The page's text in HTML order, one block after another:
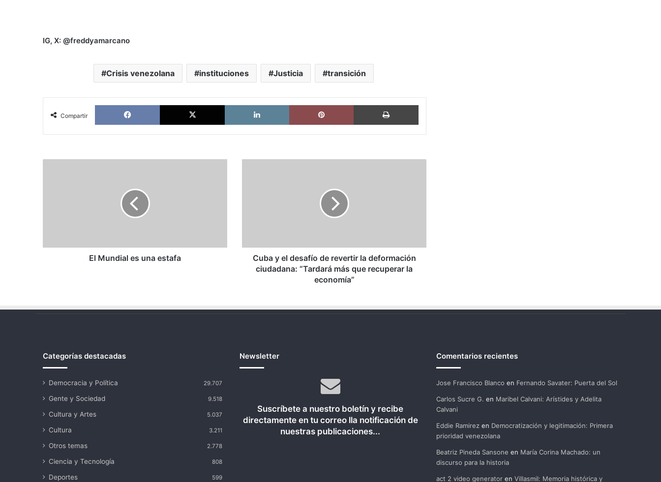
IG, X: @freddyamarcano
Crisis venezolana instituciones Justicia transición
Compartir
Facebook X LinkedIn Pinterest Imprimir
El Mundial es una estafa
ciudadana:
“Tardará
economía”
Cuba y el desafío de revertir la deformación
ciudadana: “Tardará más que recuperar la
economía”
Categorías destacadas
Democracia y Política 29.707
Gente y Sociedad 9.518
Cultura y Artes 5.037
Cultura 3.211
Otros temas 2.778
Ciencia y Tecnología 808
Deportes 599
Newsletter
Suscríbete a nuestro boletín y recibe
directamente en tu correo lla notificación de
nuestras publicaciones...
Comentarios recientes
Jose Francisco Blanco en Fernando Savater: Puerta del Sol
Carlos Sucre G. en Maribel Calvani: Arístides y Adelita
Calvani
Eddie Ramirezen Democratización y legitimación: Primera
prioridad venezolana
Beatriz Pineda Sansone en María Corina Machado: un
discurso para la historia
act 2 video generatoren Villasmil: Memoria histórica y